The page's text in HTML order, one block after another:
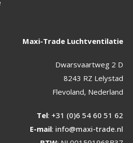
Maxi-Trade Luchtventilatie
Dwarsvaartweg 2 D
8243 RZ Lelystad
Flevoland, Nederland
Tel: +31 (0)6 54 60 51 62
E-mail: info@maxi-trade.nl